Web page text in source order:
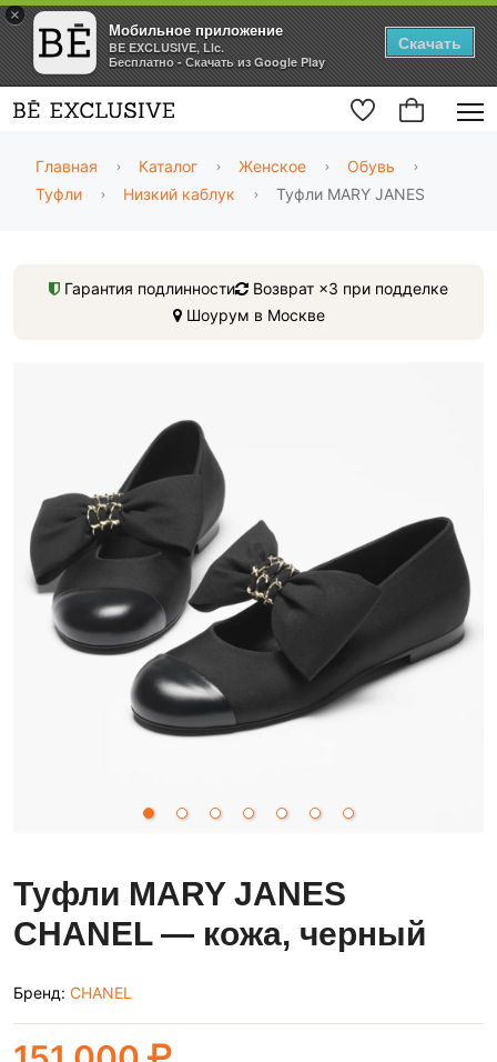
×
Мобильное приложение
BE EXCLUSIVE, Llc.
Бесплатно - Скачать из Google Play
Скачать
Главная Каталог Женское
Обувь
Туфли
Низкий каблук Туфли MARY JANES
Гарантия подлинности
Возврат ×3 при подделке
Шоурум в Москве
Туфли MARY JANES
CHANEL — кожа, черный
Бренд: CHANEL